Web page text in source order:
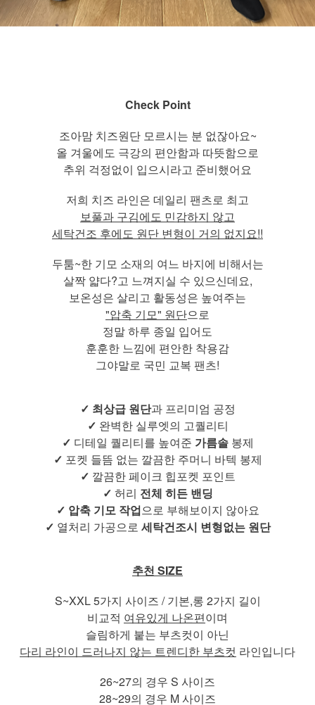
Check Point
조아맘 치즈원단 모르시는 분 없잖아요~
올 겨울에도 극강의 편안함과 따뜻함으로
추위 걱정없이 입으시라고 준비했어요
저희 치즈 라인은 데일리 팬츠로 최고
보풀과 구김에도 민감하지 않고
세탁건조 후에도 원단 변형이 거의 없지요!!
두툼~한 기모 소재의 여느 바지에 비해서는
살짝 얇다?고 느껴지실 수 있으신데요,
보온성은 살리고 활동성은 높여주는
"압축 기모" 원단으로
정말 하루 종일 입어도
훈훈한 느낌에 편안한 착용감
그야말로 국민 교복 팬츠!
✓ 최상급 원단과 프리미엄 공정
✓ 완벽한 실루엣의 고퀄리티
✓ 디테일 퀄리티를 높여준 가름솔 봉제
✓ 포켓 들뜸 없는 깔끔한 주머니 바텍 봉제
✓ 깔끔한 페이크 힙포켓 포인트
✓ 허리 전체 히든 밴딩
✓ 압축 기모 작업으로 부해보이지 않아요
✓ 열처리 가공으로 세탁건조시 변형없는 원단
추천 SIZE
S~XXL 5가지 사이즈 / 기본,롱 2가지 길이
비교적 여유있게 나온편이며
슬림하게 붙는 부츠컷이 아닌
다리 라인이 드러나지 않는 트렌디한 부츠컷 라인입니다
26~27의 경우 S 사이즈
28~29의 경우 M 사이즈